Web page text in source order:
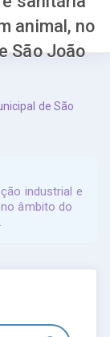
animal, no
São João
industrial e
âmbito do